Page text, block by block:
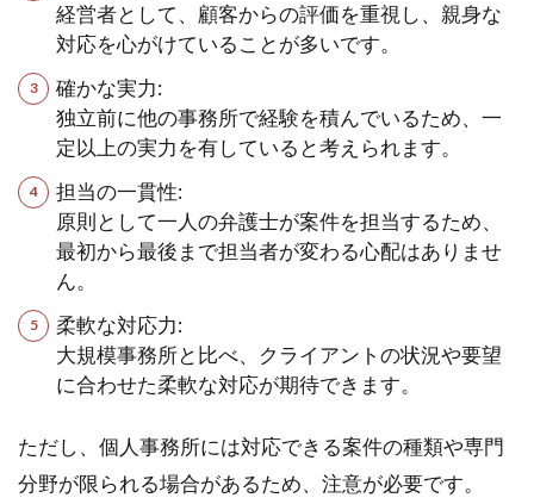
経営者として、顧客からの評価を重視し、親身な
対応を心がけていることが多いです。
確かな実力:
独立前に他の事務所で経験を積んでいるため、一
定以上の実力を有していると考えられます。
担当の一貫性:
原則として一人の弁護士が案件を担当するため、
最初から最後まで担当者が変わる心配はありませ
ん。
柔軟な対応力:
大規模事務所と比べ、クライアントの状況や要望
に合わせた柔軟な対応が期待できます。
ただし、個人事務所には対応できる案件の種類や専門
分野が限られる場合があるため、注意が必要です。